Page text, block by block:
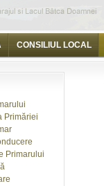
CONSILIUL LOCAL
Primăriei
Primarului